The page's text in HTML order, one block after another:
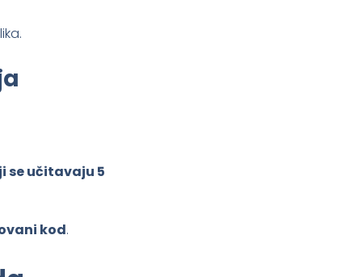
se učitavaju 5
kod.